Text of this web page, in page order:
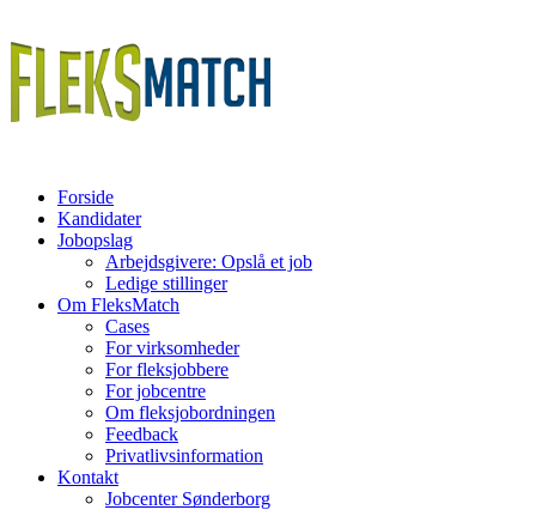
Forside
Kandidater
Jobopslag
Arbejdsgivere: Opslå et job
Ledige stillinger
Om FleksMatch
Cases
For virksomheder
For fleksjobbere
For jobcentre
Om fleksjobordningen
Feedback
Privatlivsinformation
Kontakt
Jobcenter Sønderborg